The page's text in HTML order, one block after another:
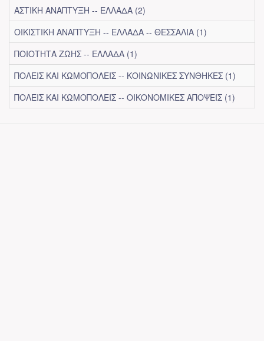
ΑΣΤΙΚΗ ΑΝΑΠΤΥΞΗ -- ΕΛΛΑΔΑ (2)
ΟΙΚΙΣΤΙΚΗ ΑΝΑΠΤΥΞΗ -- ΕΛΛΑΔΑ -- ΘΕΣΣΑΛΙΑ (1)
ΠΟΙΟΤΗΤΑ ΖΩΗΣ -- ΕΛΛΑΔΑ (1)
ΠΟΛΕΙΣ ΚΑΙ ΚΩΜΟΠΟΛΕΙΣ -- ΚΟΙΝΩΝΙΚΕΣ ΣΥΝΘΗΚΕΣ (1)
ΠΟΛΕΙΣ ΚΑΙ ΚΩΜΟΠΟΛΕΙΣ -- ΟΙΚΟΝΟΜΙΚΕΣ ΑΠΟΨΕΙΣ (1)